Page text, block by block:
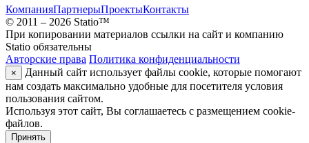
КомпанияПартнерыПроектыКонтакты
© 2011 – 2026 Statio™
При копировании материалов ссылки на сайт и компанию
Statio обязательны
Авторские права Политика конфиденциальности
×
Данный сайт использует файлы cookie, которые помогают
нам создать максимально удобные для посетителя условия
пользования сайтом.
Используя этот сайт, Вы соглашаетесь с размещением cookie-
файлов.
Принять